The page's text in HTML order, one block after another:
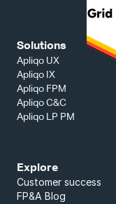
Solutions
Apliqo UX
Apliqo IX
Apliqo FPM
Apliqo C&C
Apliqo LP PM
Explore
Customer success
FP&A Blog